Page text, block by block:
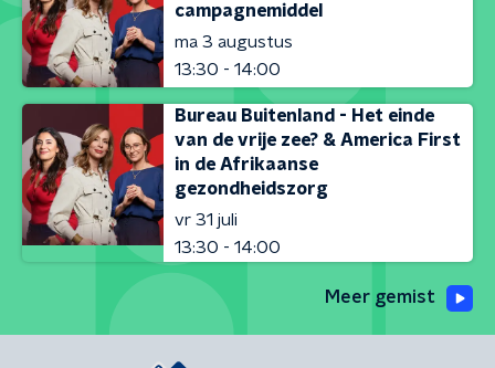
campagnemiddel
ma 3 augustus
13:30 - 14:00
Bureau Buitenland - Het einde
van de vrije zee? & America First
in de Afrikaanse
gezondheidszorg
vr 31 juli
13:30 - 14:00
Meer gemist